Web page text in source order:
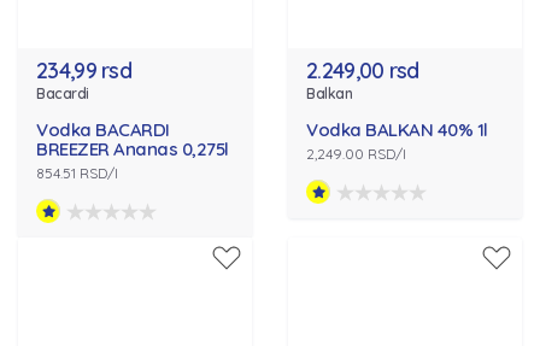
234,99 rsd
Bacardi
Vodka BACARDI
BREEZER Ananas 0,275l
854.51 RSD/l
2.249,00 rsd
Balkan
Vodka BALKAN 40% 1l
2,249.00 RSD/l